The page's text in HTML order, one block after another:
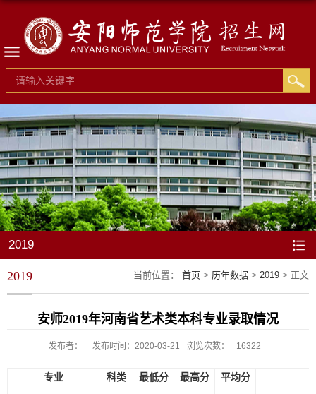
2019
当前位置： 首页 > 历年数据 > 2019 > 正文
2019
安师2019年河南省艺术类本科专业录取情况
发布者： 发布时间：2020-03-21 浏览次数： 16322
专业 科类 最低分 最高分 平均分